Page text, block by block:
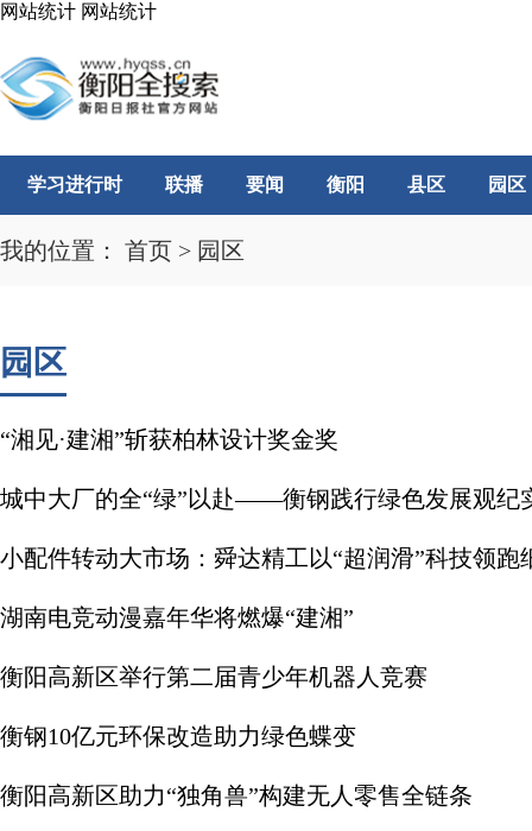
网站统计 网站统计
学习进行时 联播 要闻 衡阳 县区 园区
我的位置： 首页 > 园区
园区
“湘见·建湘”斩获柏林设计奖金奖
城中大厂的全“绿”以赴——衡钢践行绿色发展观纪
小配件转动大市场：舜达精工以“超润滑”科技领跑
湖南电竞动漫嘉年华将燃爆“建湘”
衡阳高新区举行第二届青少年机器人竞赛
衡钢10亿元环保改造助力绿色蝶变
衡阳高新区助力“独角兽”构建无人零售全链条